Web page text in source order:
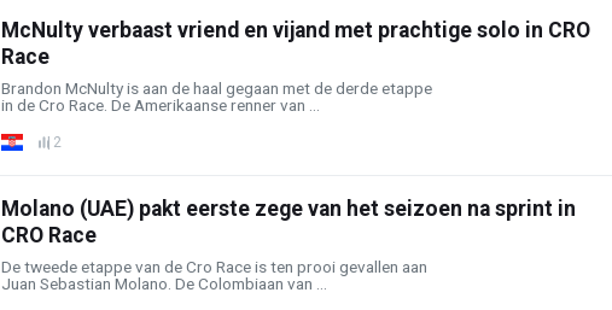
McNulty verbaast vriend en vijand met prachtige solo in CRO
Race
Brandon McNulty is aan de haal gegaan met de derde etappe
in de Cro Race. De Amerikaanse renner van ...
2
Molano (UAE) pakt eerste zege van het seizoen na sprint in
CRO Race
De tweede etappe van de Cro Race is ten prooi gevallen aan
Juan Sebastian Molano. De Colombiaan van ...